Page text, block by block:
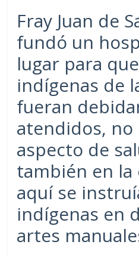
Fray Juan de
fundó un
lugar para
indígenas de
fueran
atendidos, no
aspecto de
también en la
aquí se
indígenas en
artes